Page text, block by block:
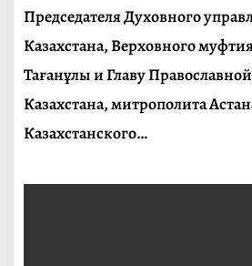
Председателя Духовного
Казахстана, Верховного
Тағанұлы и Главу
Казахстана, митрополита
Казахстанского…